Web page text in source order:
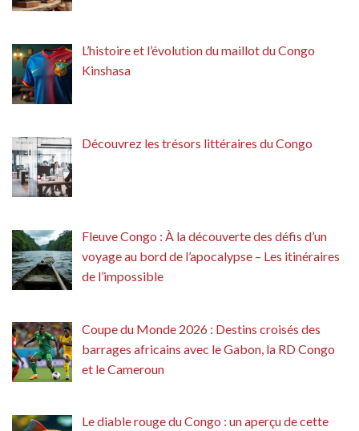
L’histoire et l’évolution du maillot du Congo
Kinshasa
Découvrez les trésors littéraires du Congo
Fleuve Congo : À la découverte des défis d’un
voyage au bord de l’apocalypse – Les itinéraires
de l’impossible
Coupe du Monde 2026 : Destins croisés des
barrages africains avec le Gabon, la RD Congo
et le Cameroun
Le diable rouge du Congo : un aperçu de cette